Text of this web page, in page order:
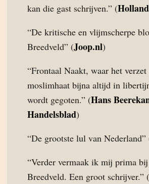
kan die gast schrijven.” (
“De kritische en vlijmscherpe
Breedveld” (Joop.nl)
“Frontaal Naakt, waar het verzet
moslimhaat bijna altijd in
wordt gegoten.” (Hans
Handelsblad)
“De grootste lul van Nederland”
“Verder vermaak ik mij prima
Breedveld. Een groot schrijver.” (